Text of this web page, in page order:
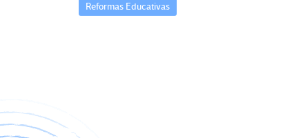
Reformas Educativas